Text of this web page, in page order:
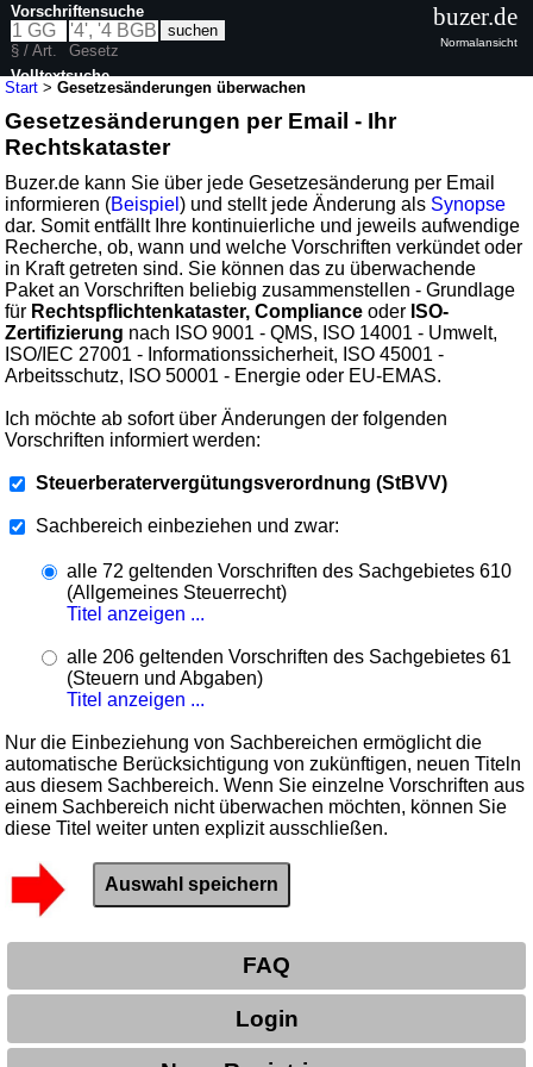
Start >Gesetzesänderungen überwachen
Gesetzesänderungen per Email - Ihr
Rechtskataster
Buzer.de kann Sie über jede Gesetzesänderung per Email
informieren (Beispiel) und stellt jede Änderung als Synopse
dar. Somit entfällt Ihre kontinuierliche und jeweils aufwendige
Recherche, ob, wann und welche Vorschriften verkündet oder
in Kraft getreten sind. Sie können das zu überwachende
Paket an Vorschriften beliebig zusammenstellen - Grundlage
für Rechtspflichtenkataster, Compliance oder ISO-
Zertifizierung nach ISO 9001 - QMS, ISO 14001 - Umwelt,
ISO/IEC 27001 - Informationssicherheit, ISO 45001 -
Arbeitsschutz, ISO 50001 - Energie oder EU-EMAS.
Ich möchte ab sofort über Änderungen der folgenden
Vorschriften informiert werden:
Steuerberatervergütungsverordnung (StBVV)
Sachbereich einbeziehen und zwar:
alle 72 geltenden Vorschriften des Sachgebietes 610
(Allgemeines Steuerrecht)
Titel anzeigen ...
alle 206 geltenden Vorschriften des Sachgebietes 61
(Steuern und Abgaben)
Titel anzeigen ...
Nur die Einbeziehung von Sachbereichen ermöglicht die
automatische Berücksichtigung von zukünftigen, neuen Titeln
aus diesem Sachbereich. Wenn Sie einzelne Vorschriften aus
einem Sachbereich nicht überwachen möchten, können Sie
diese Titel weiter unten explizit ausschließen.
FAQ
Login
Vorschriftensuche
§ / Art.
Gesetz
Volltextsuche
buzer.de
Normalansicht